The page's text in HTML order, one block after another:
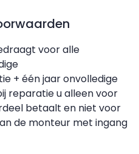
voor alle
+ één jaar onvolledige
reparatie u alleen voor
betaalt en niet voor
de monteur met ingang